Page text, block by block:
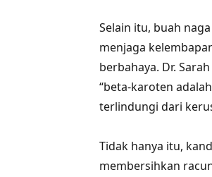
Selain itu, buah
menjaga
berbahaya. Dr.
“beta-karoten
terlindungi dari
Tidak hanya itu,
membersihkan